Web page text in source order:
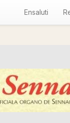
Ensaluti